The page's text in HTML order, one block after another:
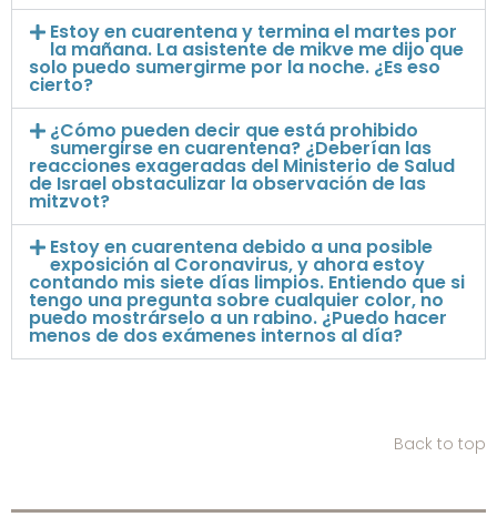
Estoy en cuarentena y termina el martes por
la mañana. La asistente de mikve me dijo que
solo puedo sumergirme por la noche. ¿Es eso
cierto?
¿Cómo pueden decir que está prohibido
sumergirse en cuarentena? ¿Deberían las
reacciones exageradas del Ministerio de Salud
de Israel obstaculizar la observación de las
mitzvot?
Estoy en cuarentena debido a una posible
exposición al Coronavirus, y ahora estoy
contando mis siete días limpios. Entiendo que si
tengo una pregunta sobre cualquier color, no
puedo mostrárselo a un rabino. ¿Puedo hacer
menos de dos exámenes internos al día?
Back to top